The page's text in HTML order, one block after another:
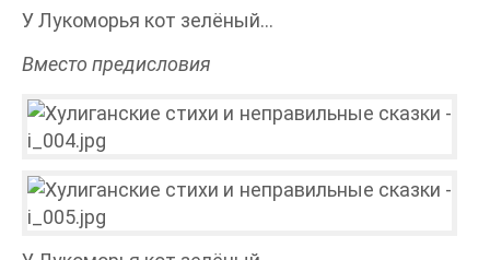
У Лукоморья кот зелёный…
Вместо предисловия